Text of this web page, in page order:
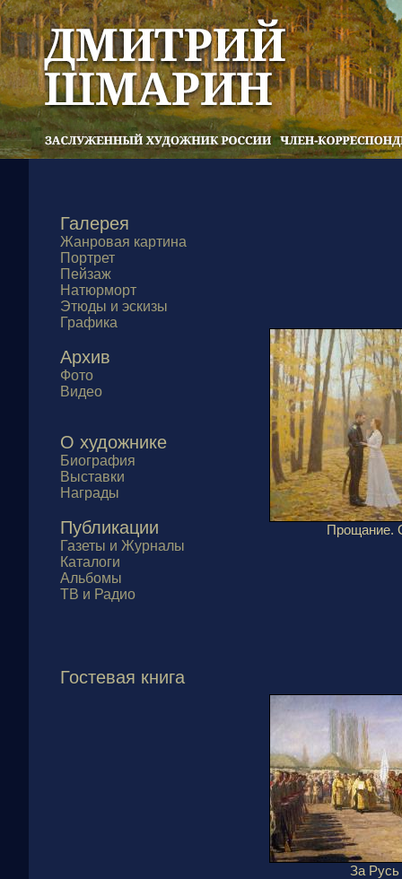
Галерея
Жанровая картина
Портрет
Пейзаж
Натюрморт
Этюды и эскизы
Графика
Архив
Фото
Видео
О художнике
Биография
Выставки
Награды
Публикации
Газеты и Журналы
Каталоги
Альбомы
ТВ и Радио
Гостевая книга
Прощание.
За